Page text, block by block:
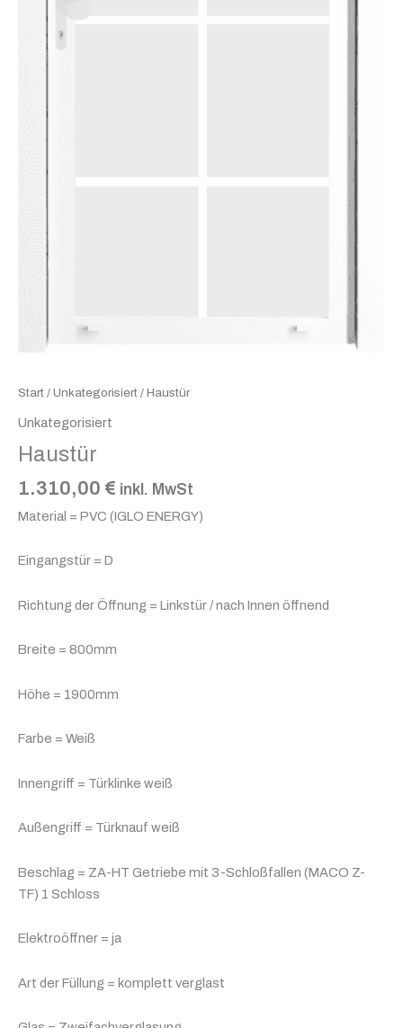
Start / Unkategorisiert / Haustür
Unkategorisiert
Haustür
1.310,00 € inkl. MwSt
Material = PVC (IGLO ENERGY)
Eingangstür = D
Richtung der Öffnung = Linkstür / nach Innen öffnend
Breite = 800mm
Höhe = 1900mm
Farbe = Weiß
Innengriff = Türklinke weiß
Außengriff = Türknauf weiß
Beschlag = ZA-HT Getriebe mit 3-Schloßfallen (MACO Z-
TF) 1 Schloss
Elektroöffner = ja
Art der Füllung = komplett verglast